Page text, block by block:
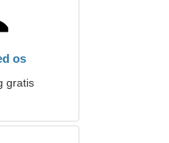
os
gratis